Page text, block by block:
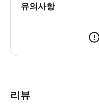
유의사항
리뷰